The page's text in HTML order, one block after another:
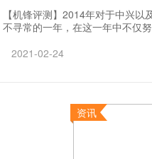
【机锋评测】2014年对于中兴
不寻常的一年，在这一年中不仅
2021-02-24
资讯